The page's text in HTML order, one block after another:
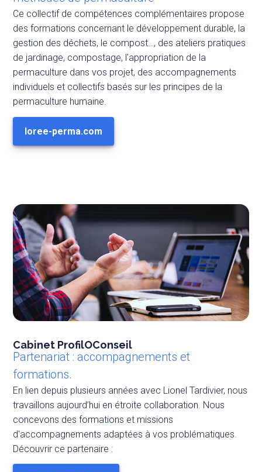
Ce collectif de compétences complémentaires propose
des formations concernant le développement durable, la
gestion des déchets, le compost…, des ateliers pratiques
de jardinage, compostage, l'appropriation de la
permaculture dans vos projet, des accompagnements
individuels et collectifs basés sur les principes de la
permaculture humaine.
loree-perma.com
Cabinet ProfilOConseil
Partenariat : accompagnements et
formations.
En lien depuis plusieurs années avec Lionel Tardivier, nous
travaillons aujourd’hui en étroite collaboration. Nous
concevons des formations et missions
d'accompagnements adaptées à vos problématiques.
Découvrir ce partenaire :